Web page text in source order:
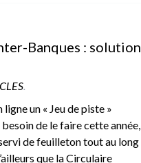
Banques : solution
.
ligne un « Jeu de piste »
de le faire cette
de feuilleton tout au long
que la Circulaire